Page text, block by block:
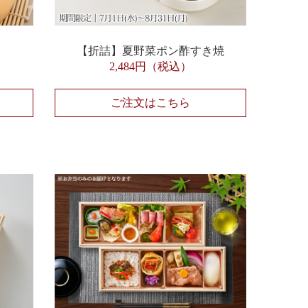
【折詰】夏野菜ポン酢すき焼
2,484円（税込）
ご注文はこちら